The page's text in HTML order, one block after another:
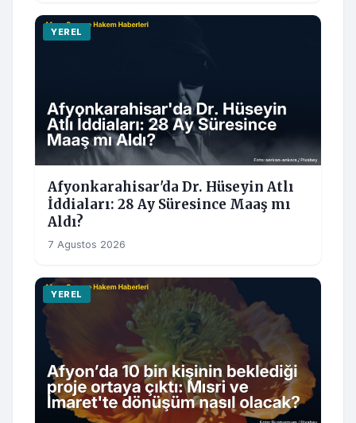
YEREL
Afyonkarahisar'da Dr. Hüseyin Atlı
İddiaları: 28 Ay Süresince Maaş mı
Aldı?
7 Agustos 2026
YEREL